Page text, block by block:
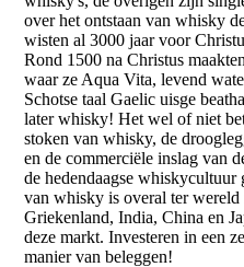
over het ontstaan van whisky
wisten al 3000 jaar voor
Rond 1500 na Christus
waar ze Aqua Vita, levend
Schotse taal Gaelic uisge
later whisky! Het wel of niet
stoken van whisky, de
en de commerciële inslag van
de hedendaagse
van whisky is overal ter wereld
Griekenland, India, China en
deze markt. Investeren in een
manier van beleggen!